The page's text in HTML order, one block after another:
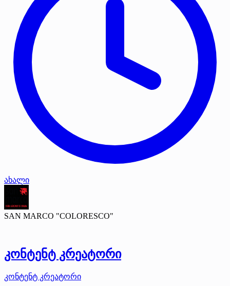
ახალი
SAN MARCO "COLORESCO"
კონტენტ კრეატორი
კონტენტ კრეატორი